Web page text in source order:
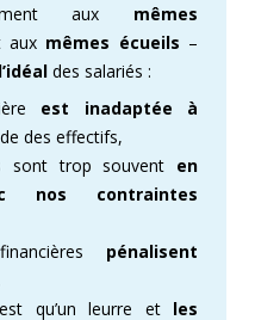
aux mêmes
aux mêmes écueils –
des salariés :
est inadaptée à
des effectifs,
sont trop souvent en
nos contraintes
pénalisent
qu’un leurre et les